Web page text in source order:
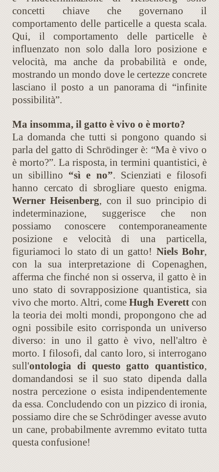
concetti chiave che governano il
comportamento delle particelle a questa scala.
Qui, il comportamento delle particelle è
influenzato non solo dalla loro posizione e
velocità, ma anche da probabilità e onde,
mostrando un mondo dove le certezze concrete
lasciano il posto a un panorama di “infinite
possibilità”.
Ma insomma, il gatto è vivo o è morto?
La domanda che tutti si pongono quando si
parla del gatto di Schrödinger è: “Ma è vivo o
è morto?”. La risposta, in termini quantistici, è
un sibillino “sì e no”. Scienziati e filosofi
hanno cercato di sbrogliare questo enigma.
Werner Heisenberg, con il suo principio di
indeterminazione, suggerisce che non
possiamo conoscere contemporaneamente
posizione e velocità di una particella,
figuriamoci lo stato di un gatto! Niels Bohr,
con la sua interpretazione di Copenaghen,
afferma che finché non si osserva, il gatto è in
uno stato di sovrapposizione quantistica, sia
vivo che morto. Altri, comeHugh Everettcon
la teoria dei molti mondi, propongono che ad
ogni possibile esito corrisponda un universo
diverso: in uno il gatto è vivo, nell'altro è
morto. I filosofi, dal canto loro, si interrogano
sull'ontologia di questo gatto quantistico,
domandandosi se il suo stato dipenda dalla
nostra percezione o esista indipendentemente
da essa. Concludendo con un pizzico di ironia,
possiamo dire che se Schrödinger avesse avuto
un cane, probabilmente avremmo evitato tutta
questa confusione!